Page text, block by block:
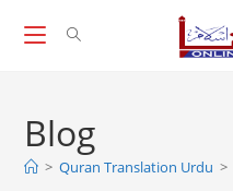
Blog
> Quran Translation Urdu >